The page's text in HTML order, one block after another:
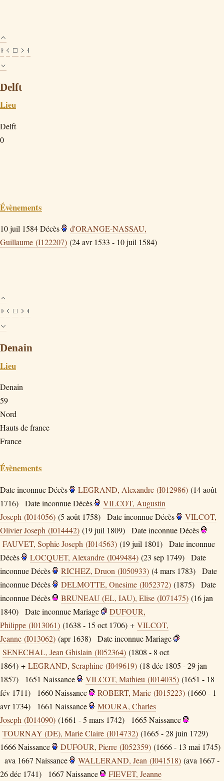
Delft
Lieu
Delft
0
Évènements
10 juil 1584Décès
d'ORANGE-NASSAU,
Guillaume (I122207) (24 avr 1533 - 10 juil 1584)
Denain
Lieu
Denain
59
Nord
Hauts de france
France
Évènements
Date inconnueDécès LEGRAND, Alexandre (I012986) (14 août
1716)
Date inconnueDécès
VILCOT, Augustin
Joseph (I014056) (5 août 1758) Date inconnueDécès
VILCOT,
Olivier Joseph (I014442) (19 juil 1809) Date inconnueDécès
FAUVET, Sophie Joseph (I014563) (19 juil 1801)
Date inconnue
Décès
LOCQUET, Alexandre (I049484) (23 sep 1749)
Date
inconnueDécès RICHEZ, Druon (I050933) (4 mars 1783)
Date
inconnueDécès DELMOTTE, Onesime (I052372) (1875)
Date
inconnueDécès BRUNEAU (EL, IAU), Elise (I071475) (16 jan
1840)
Date inconnueMariage
DUFOUR,
Philippe (I013061) (1638 - 15 oct 1706) + VILCOT,
Jeanne (I013062) (apr 1638) Date inconnueMariage
SENECHAL, Jean Ghislain (I052364) (1808 - 8 oct
1864) + LEGRAND, Seraphine (I049619) (18 déc 1805 - 29 jan
1857)
1651 Naissance VILCOT, Mathieu (I014035) (1651 - 18
fév 1711)
1660Naissance ROBERT, Marie (I015223) (1660 - 1
avr 1734)
1661 Naissance
MOURA, Charles
Joseph (I014090) (1661 - 5 mars 1742) 1665 Naissance
TOURNAY (DE), Marie Claire (I014732) (1665 - 28 juin 1729)
1666Naissance DUFOUR, Pierre (I052359) (1666 - 13 mai 1745)
ava 1667 Naissance WALLERAND, Jean (I041518) (ava 1667 -
26 déc 1741)
1667 Naissance
FIEVET, Jeanne